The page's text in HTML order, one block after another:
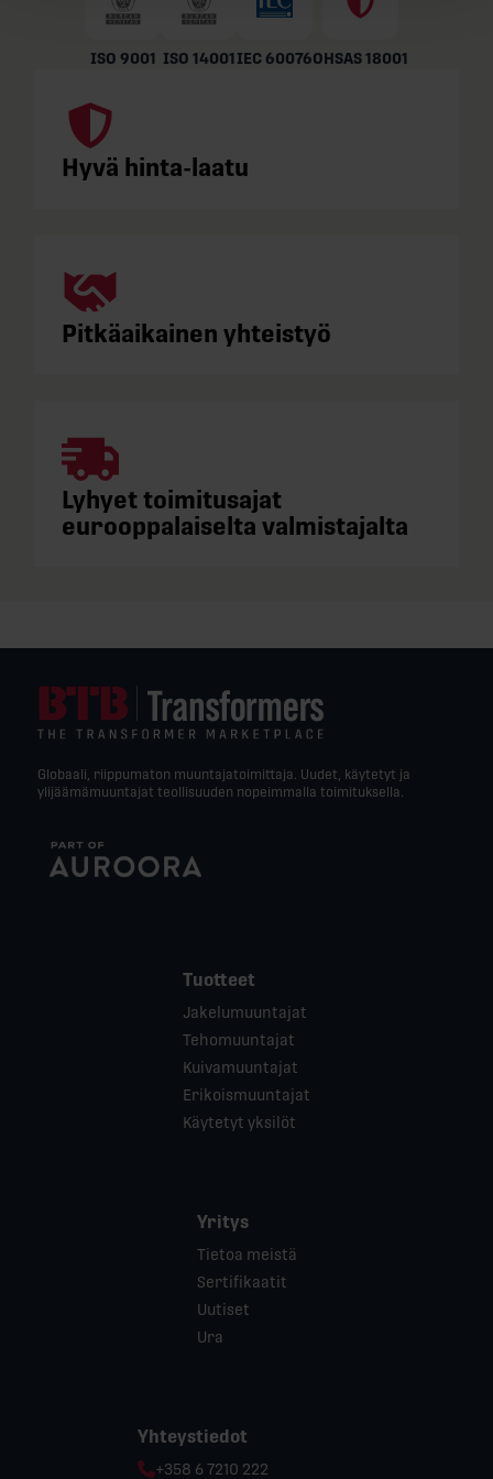
ISO 9001 ISO 14001IEC 60076OHSAS 18001
Hyvä hinta-laatu
Pitkäaikainen yhteistyö
Lyhyet toimitusajat
eurooppalaiselta valmistajalta
Globaali, riippumaton muuntajatoimittaja. Uudet, käytetyt ja
ylijäämämuuntajat teollisuuden nopeimmalla toimituksella.
Tuotteet
Jakelumuuntajat
Tehomuuntajat
Kuivamuuntajat
Erikoismuuntajat
Käytetyt yksilöt
Yritys
Tietoa meistä
Sertifikaatit
Uutiset
Ura
Yhteystiedot
Phone:
+358 6 7210 222